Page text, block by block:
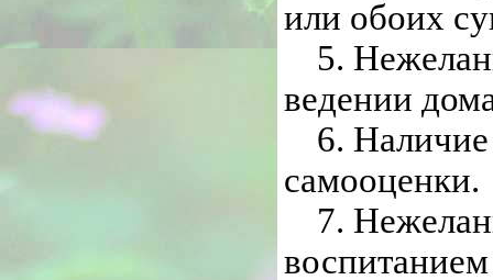
или обоих
5.
ведении
6.
самооценки.
7.